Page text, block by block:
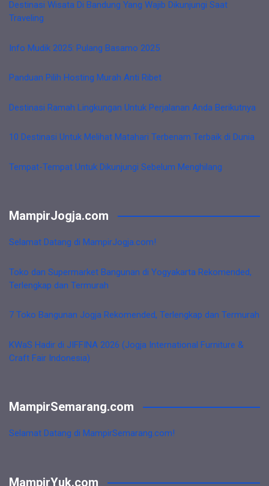
Destinasi Wisata Di Bandung Yang Wajib Dikunjungi Saat
Traveling
Info Mudik 2025: Pulang Basamo 2025
Panduan Pilih Hosting Murah Anti Ribet
Destinasi Ramah Lingkungan Untuk Perjalanan Anda Berikutnya
10 Destinasi Untuk Melihat Matahari Terbenam Terbaik di Dunia
Tempat-Tempat Untuk Dikunjungi Sebelum Menghilang
MampirJogja.com
Selamat Datang di MampirJogja.com!
Toko dan Supermarket Bangunan di Yogyakarta Rekomended,
Terlengkap dan Termurah
7 Toko Bangunan Jogja Rekomended, Terlengkap dan Termurah
KWaS Hadir di JIFFINA 2026 (Jogja International Furniture &
Craft Fair Indonesia)
MampirSemarang.com
Selamat Datang di MampirSemarang.com!
MampirYuk.com